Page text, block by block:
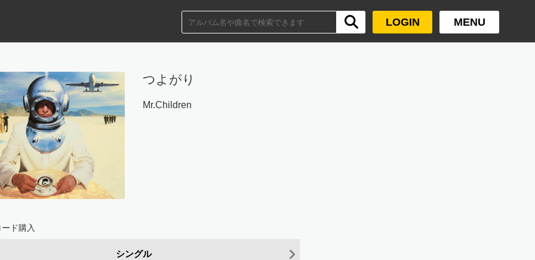
LOGIN MENU
つよがり
Mr.Children
ド購入
シングル